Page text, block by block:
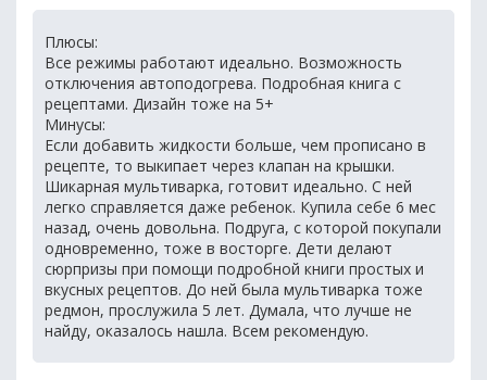
Плюсы:
Все режимы работают идеально. Возможность
отключения автоподогрева. Подробная книга с
рецептами. Дизайн тоже на 5+
Минусы:
Если добавить жидкости больше, чем прописано в
рецепте, то выкипает через клапан на крышки.
Шикарная мультиварка, готовит идеально. С ней
легко справляется даже ребенок. Купила себе 6 мес
назад, очень довольна. Подруга, с которой покупали
одновременно, тоже в восторге. Дети делают
сюрпризы при помощи подробной книги простых и
вкусных рецептов. До ней была мультиварка тоже
редмон, прослужила 5 лет. Думала, что лучше не
найду, оказалось нашла. Всем рекомендую.